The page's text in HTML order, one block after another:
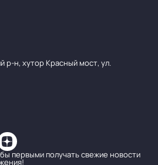
р-н, хутор Красный мост, ул.
первыми получать свежие новости